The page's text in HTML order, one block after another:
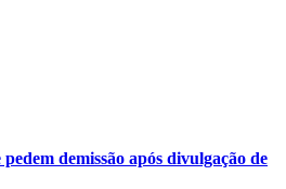
demissão após divulgação de